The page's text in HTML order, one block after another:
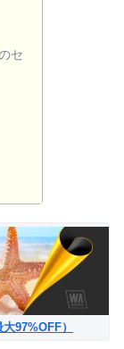
セ
97%OFF）